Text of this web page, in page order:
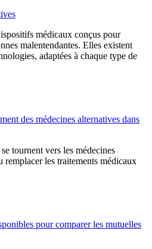
médicaux conçus pour
malentendantes. Elles existent
adaptées à chaque type de
des médecines alternatives dans
tournent vers les médecines
remplacer les traitements médicaux
pour comparer les mutuelles